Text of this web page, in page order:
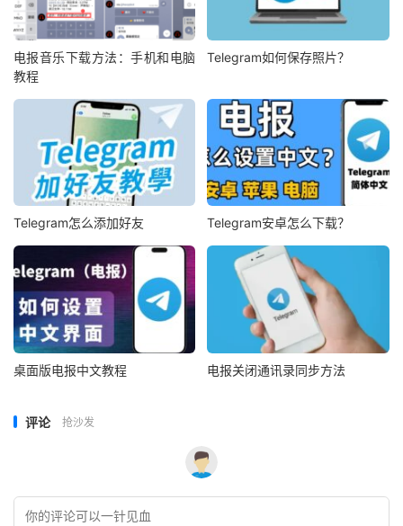
电报音乐下载方法：手机和电脑
教程
Telegram如何保存照片？
Telegram怎么添加好友 Telegram安卓怎么下载？
桌面版电报中文教程 电报关闭通讯录同步方法
评论 抢沙发